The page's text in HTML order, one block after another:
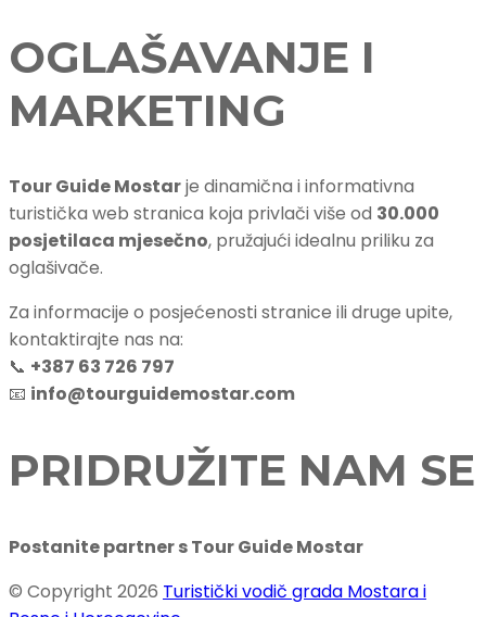
OGLAŠAVANJE I
MARKETING
Tour Guide Mostarje dinamična i informativna
turistička web stranica koja privlači više od 30.000
posjetilaca mjesečno, pružajući idealnu priliku za
oglašivače.
Za informacije o posjećenosti stranice ili druge upite,
kontaktirajte nas na:
📞 +387 63 726 797
📧 info@tourguidemostar.com
PRIDRUŽITE NAM SE
Postanite partner s Tour Guide Mostar
© Copyright 2026 Turistički vodič grada Mostara i